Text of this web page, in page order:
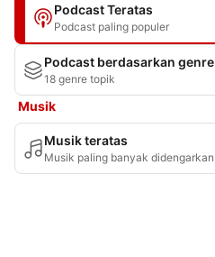
Podcast Teratas
Podcast paling populer
Podcast berdasarkan genre
18 genre topik
Musik
Musik teratas
Musik paling banyak didengarkan